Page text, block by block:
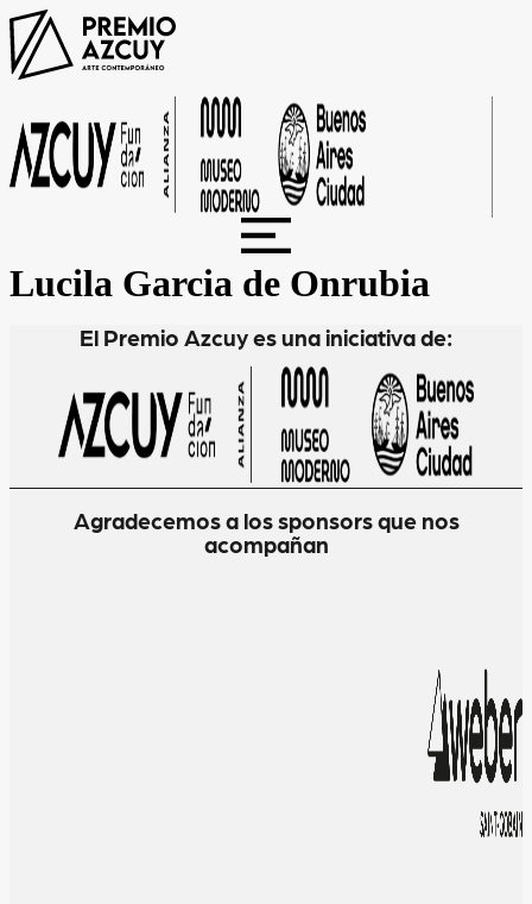
Ir
al
contenido
Lucila Garcia de Onrubia
El Premio Azcuy es una iniciativa de:
Agradecemos a los sponsors que nos
acompañan